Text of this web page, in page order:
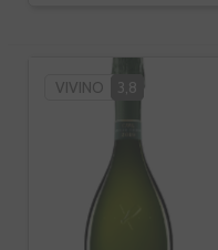
VIVINO 3,8